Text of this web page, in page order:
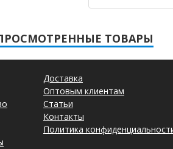
ТОВАРЫ
Доставка
Оптовым клиентам
Статьи
Контакты
Политика